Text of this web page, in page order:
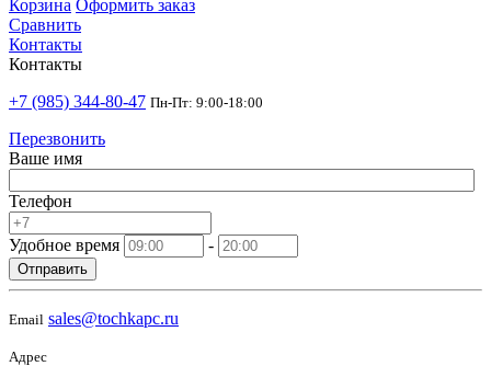
Корзина Оформить заказ
Сравнить
Контакты
Контакты
+7 (985) 344-80-47 Пн-Пт: 9:00-18:00
Перезвонить
Ваше имя
Телефон
Удобное время -
Отправить
Email sales@tochkapc.ru
Адрес